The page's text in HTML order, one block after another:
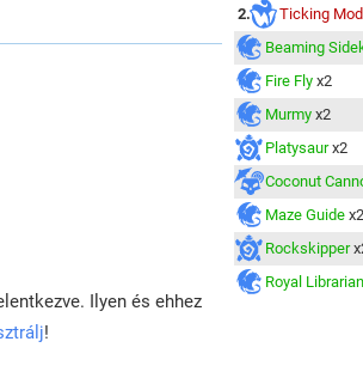
Ilyen és ehhez
!
2.
Ticking
Beaming
Fire Fly x2
Murmy x2
Platysaur x2
Coconut
Maze Guide x2
Rockskipper
Royal Librarian